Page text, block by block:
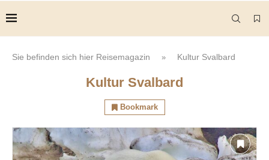
Sie befinden sich hier Reisemagazin » Kultur Svalbard
Kultur Svalbard
Bookmark